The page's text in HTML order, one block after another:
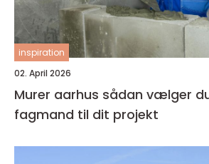
inspiration
02. April 2026
Murer aarhus sådan vælger du den rette
fagmand til dit projekt